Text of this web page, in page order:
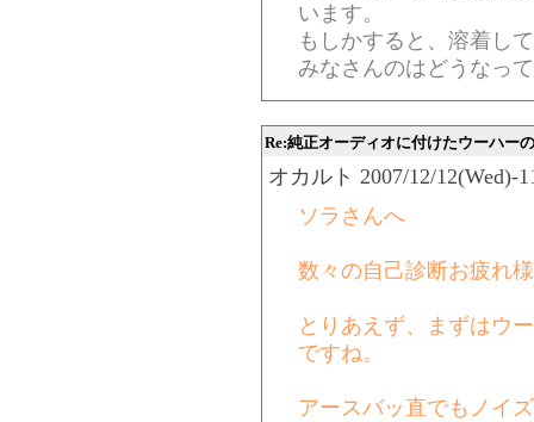
います。
もしかすると、溶着し
みなさんのはどうなっ
Re:純正オーディオに付けたウーハー
オカルト 2007/12/12(Wed)-
ソラさんへ
数々の自己診断お疲れ
とりあえず、まずはウ
ですね。
アースバッ直でもノイ